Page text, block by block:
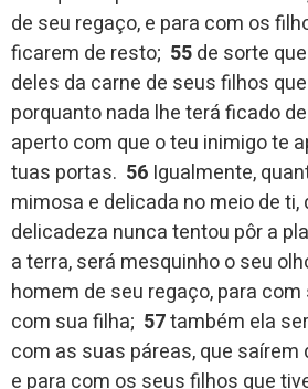
de seu regaço, e para com os
ficarem de resto; 55de sorte
deles da carne de seus filhos
porquanto nada lhe terá ficado
aperto com que o teu inimigo te
tuas portas. 56 Igualmente,
mimosa e delicada no meio de ti,
delicadeza nunca tentou pôr a
a terra, será mesquinho o seu
homem de seu regaço, para com
com sua filha; 57também ela
com as suas páreas, que saírem
e para com os seus filhos que